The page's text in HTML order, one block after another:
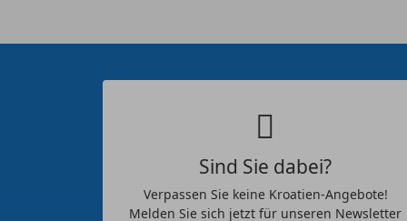
Sind Sie dabei?
Verpassen Sie keine Kroatien-Angebote!
Melden Sie sich jetzt für unseren Newsletter